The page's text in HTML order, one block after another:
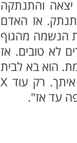
אבל נשמתו יצאה והתנתקה
אז האדם
הנשמה מהגוף
לא טובים. אז
הוא בא לבית
דין של מעלה, אומרים לו בבית הדין של מעלה: "אין לנו מה לעשות איתך. רק עוד X